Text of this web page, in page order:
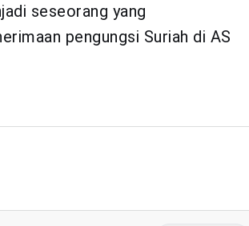
seseorang yang
pengungsi Suriah di AS